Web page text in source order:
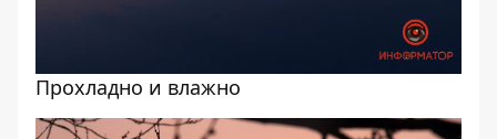
Прохладно и влажно